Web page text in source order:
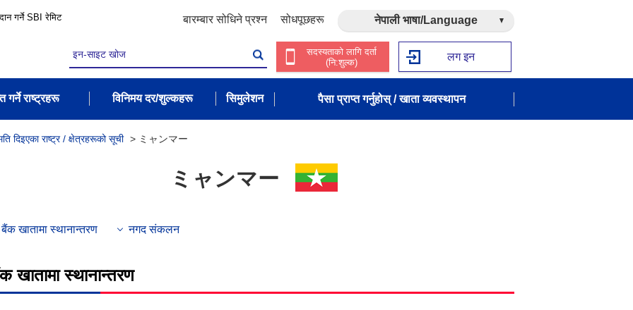
गर्ने SBI रेमिट बारम्बार सोधिने प्रश्न सोधपूछहरू नेपाली भाषा/Language
सदस्यताको लागि दर्ता
(नि:शुल्क)
लग इन
गर्ने राष्ट्रहरू विनिमय दर/शुल्कहरू सिमुलेशन पैसा प्राप्त गर्नुहोस् / खाता व्यवस्थापन
दिइएका राष्ट्र / क्षेत्रहरूको सूची > ミャンマー
ミャンマー
बैंक खातामा स्थानान्तरण नगद संकलन
खातामा स्थानान्तरण